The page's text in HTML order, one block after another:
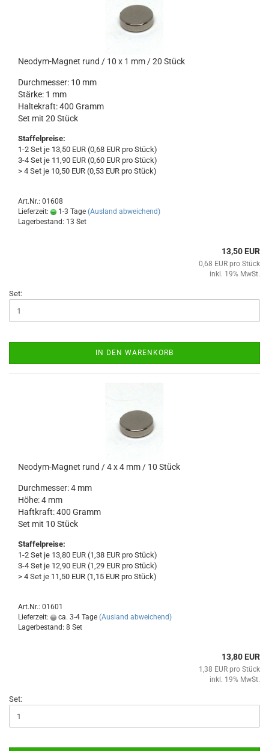
Neodym-Magnet rund / 10 x 1 mm / 20 Stück
Durchmesser: 10 mm
Stärke: 1 mm
Haltekraft: 400 Gramm
Set mit 20 Stück
Staffelpreise:
1-2 Set je 13,50 EUR (0,68 EUR pro Stück)
3-4 Set je 11,90 EUR (0,60 EUR pro Stück)
> 4 Set je 10,50 EUR (0,53 EUR pro Stück)
Art.Nr.: 01608
Lieferzeit:
1-3 Tage (Ausland abweichend)
Lagerbestand: 13 Set
13,50 EUR
0,68 EUR pro Stück
inkl. 19% MwSt.
Set:
IN DEN WARENKORB
Neodym-Magnet rund / 4 x 4 mm / 10 Stück
Durchmesser: 4 mm
Höhe: 4 mm
Haftkraft: 400 Gramm
Set mit 10 Stück
Staffelpreise:
1-2 Set je 13,80 EUR (1,38 EUR pro Stück)
3-4 Set je 12,90 EUR (1,29 EUR pro Stück)
> 4 Set je 11,50 EUR (1,15 EUR pro Stück)
Art.Nr.: 01601
Lieferzeit:
ca. 3-4 Tage (Ausland abweichend)
Lagerbestand: 8 Set
13,80 EUR
1,38 EUR pro Stück
inkl. 19% MwSt.
Set: